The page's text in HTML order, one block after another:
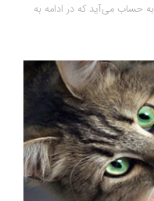
حساب می‌آید که در ادامه به